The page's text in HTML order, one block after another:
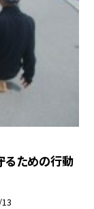
るための行動